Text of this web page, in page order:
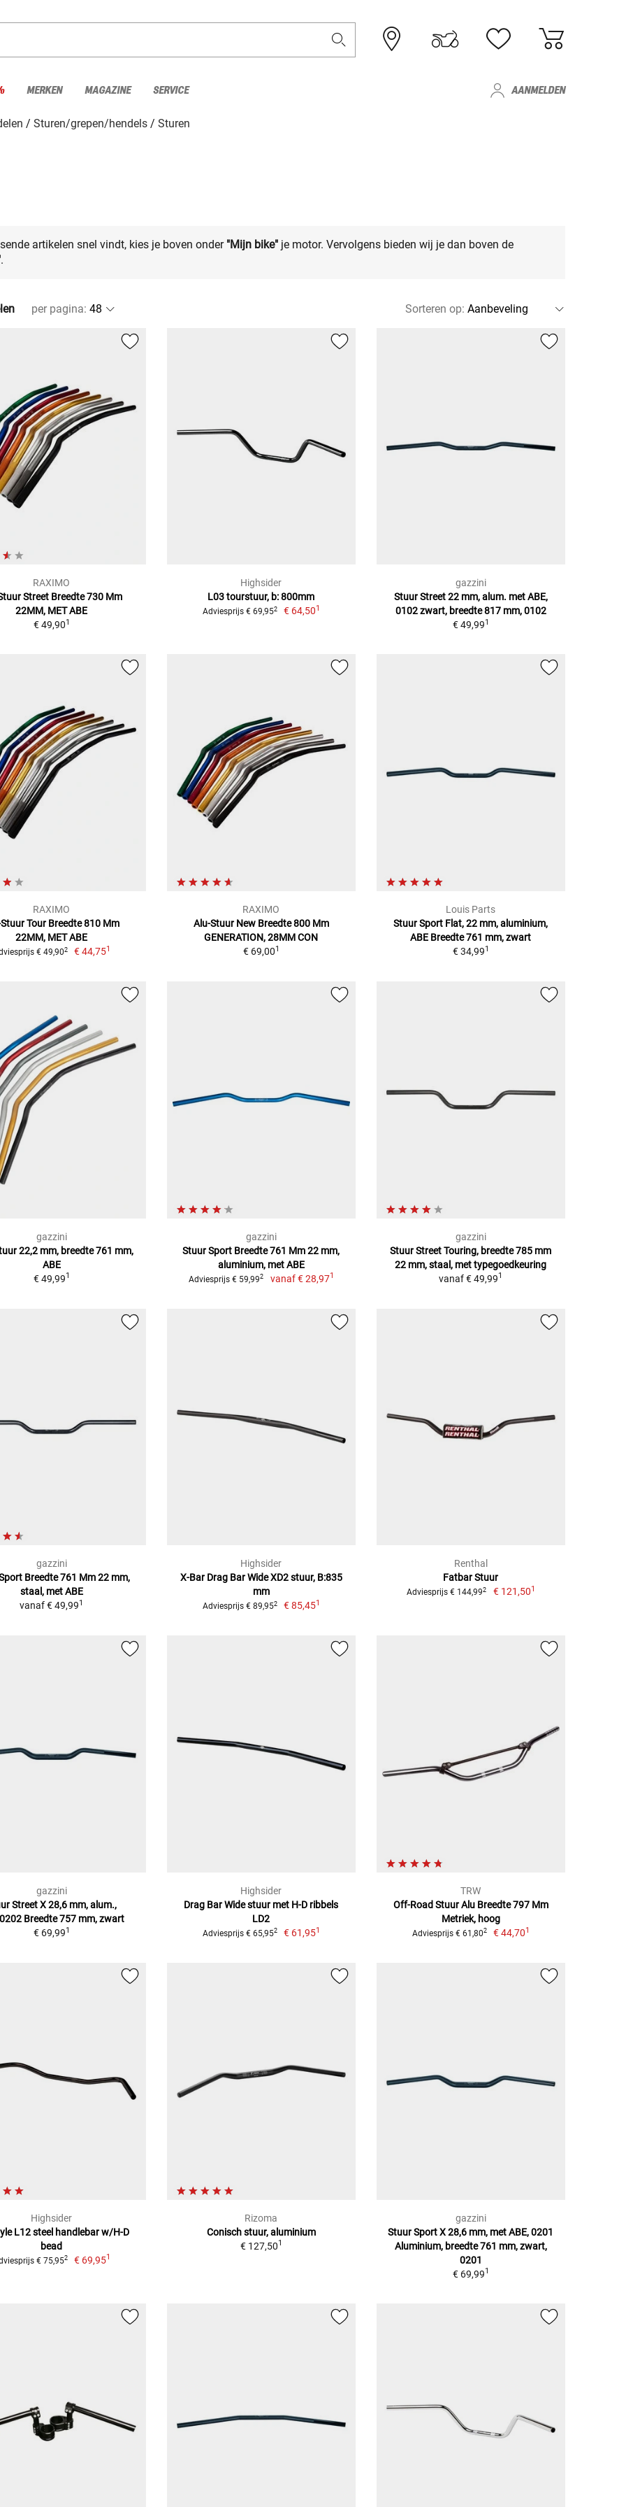
MERKEN MAGAZINE SERVICE AANMELDEN
Sturen/grepen/hendels Sturen
artikelen snel vindt, kies je boven onder "Mijn bike" je motor. Vervolgens bieden wij je dan boven de
.
per pagina: Sorteren op:
RAXIMO
Street Breedte 730 Mm
22MM, MET ABE
€ 49,901
Highsider
L03 tourstuur, b: 800mm
Adviesprijs € 69,952 € 64,501
gazzini
Stuur Street 22 mm, alum. met ABE,
0102 zwart, breedte 817 mm, 0102
€ 49,991
RAXIMO
Tour Breedte 810 Mm
22MM, MET ABE
€ 49,902 € 44,751
RAXIMO
Alu-Stuur New Breedte 800 Mm
GENERATION, 28MM CON
€ 69,001
Louis Parts
Stuur Sport Flat, 22 mm, aluminium,
ABE Breedte 761 mm, zwart
€ 34,991
gazzini
22,2 mm, breedte 761 mm,
ABE
€ 49,991
gazzini
Stuur Sport Breedte 761 Mm 22 mm,
aluminium, met ABE
Adviesprijs € 59,992 vanaf€ 28,971
gazzini
Stuur Street Touring, breedte 785 mm
22 mm, staal, met typegoedkeuring
vanaf€ 49,991
gazzini
Breedte 761 Mm 22 mm,
staal, met ABE
vanaf€ 49,991
Highsider
X-Bar Drag Bar Wide XD2 stuur, B:835
mm
Adviesprijs € 89,952 € 85,451
Renthal
Fatbar Stuur
Adviesprijs € 144,992 € 121,501
gazzini
Street X 28,6 mm, alum.,
Breedte 757 mm, zwart
€ 69,991
Highsider
Drag Bar Wide stuur met H-D ribbels
LD2
Adviesprijs € 65,952 € 61,951
TRW
Off-Road Stuur Alu Breedte 797 Mm
Metriek, hoog
Adviesprijs € 61,802 € 44,701
Highsider
L12 steel handlebar w/H-D
bead
€ 75,952 € 69,951
Rizoma
Conisch stuur, aluminium
€ 127,501
gazzini
Stuur Sport X 28,6 mm, met ABE, 0201
Aluminium, breedte 761 mm, zwart,
0201
€ 69,991